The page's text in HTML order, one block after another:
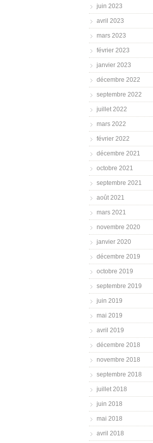
juin 2023
avril 2023
mars 2023
février 2023
janvier 2023
décembre 2022
septembre 2022
juillet 2022
mars 2022
février 2022
décembre 2021
octobre 2021
septembre 2021
août 2021
mars 2021
novembre 2020
janvier 2020
décembre 2019
octobre 2019
septembre 2019
juin 2019
mai 2019
avril 2019
décembre 2018
novembre 2018
septembre 2018
juillet 2018
juin 2018
mai 2018
avril 2018